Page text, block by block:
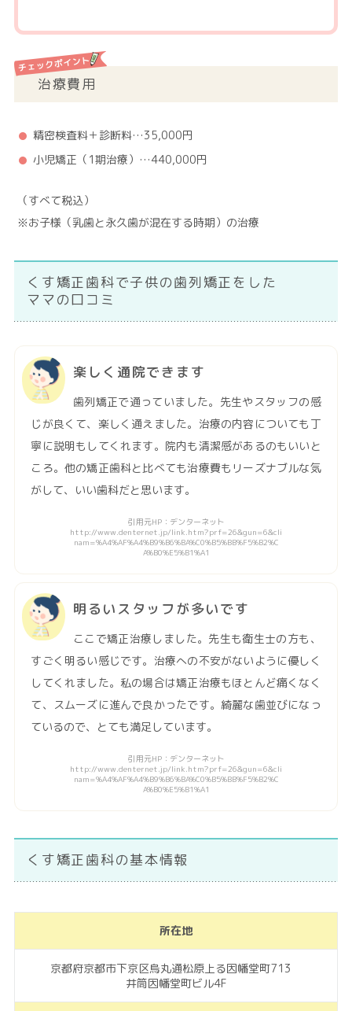
治療費用
精密検査料＋診断料…35,000円
小児矯正（1期治療）…440,000円
（すべて税込）
※お子様（乳歯と永久歯が混在する時期）の治療
くす矯正歯科で子供の歯列矯正をした
ママの口コミ
楽しく通院できます
歯列矯正で通っていました。先生やスタッフの感
じが良くて、楽しく通えました。治療の内容についても丁
寧に説明もしてくれます。院内も清潔感があるのもいいと
ころ。他の矯正歯科と比べても治療費もリーズナブルな気
がして、いい歯科だと思います。
引用元HP：デンターネット
http://www.denternet.jp/link.htm?prf=26&gun=6&cli
nam=%A4%AF%A4%B9%B6%BA%C0%B5%BB%F5%B2%C
A%B0%E5%B1%A1
明るいスタッフが多いです
ここで矯正治療しました。先生も衛生士の方も、
すごく明るい感じです。治療への不安がないように優しく
してくれました。私の場合は矯正治療もほとんど痛くなく
て、スムーズに進んで良かったです。綺麗な歯並びになっ
ているので、とても満足しています。
引用元HP：デンターネット
http://www.denternet.jp/link.htm?prf=26&gun=6&cli
nam=%A4%AF%A4%B9%B6%BA%C0%B5%BB%F5%B2%C
A%B0%E5%B1%A1
くす矯正歯科の基本情報
所在地
京都府京都市下京区烏丸通松原上る因幡堂町713
井筒因幡堂町ビル4F